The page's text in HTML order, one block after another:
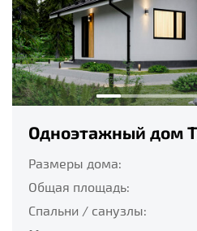
Одноэтажный дом
Размеры дома:
Общая площадь:
Спальни / санузлы: